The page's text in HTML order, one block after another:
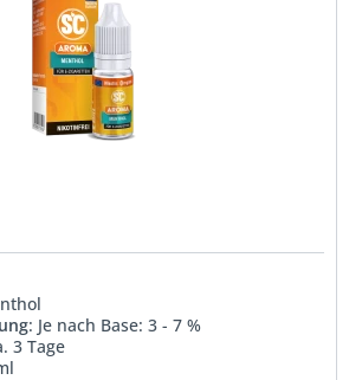
: Je nach Base: 3 - 7 %
3 Tage